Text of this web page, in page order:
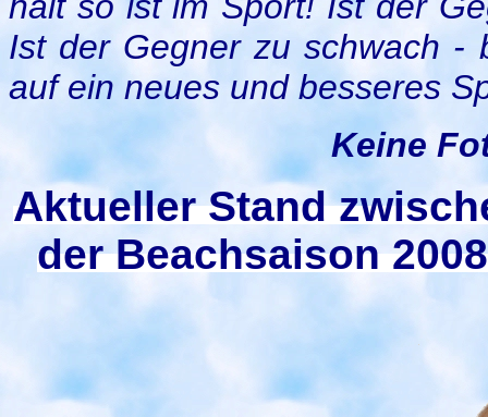
Ist der Gegner zu schwach -
auf ein neues und besseres
Keine
Aktueller Stand
der Beachsaison